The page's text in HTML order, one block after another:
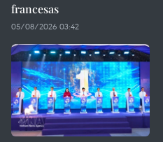
francesas
05/08/2026 03:42